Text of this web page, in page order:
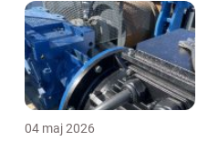
04 maj 2026